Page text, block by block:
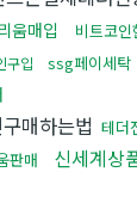
움매입 비트코
구입 ssg페이세탁
매하는법 테더
판매 신세계상